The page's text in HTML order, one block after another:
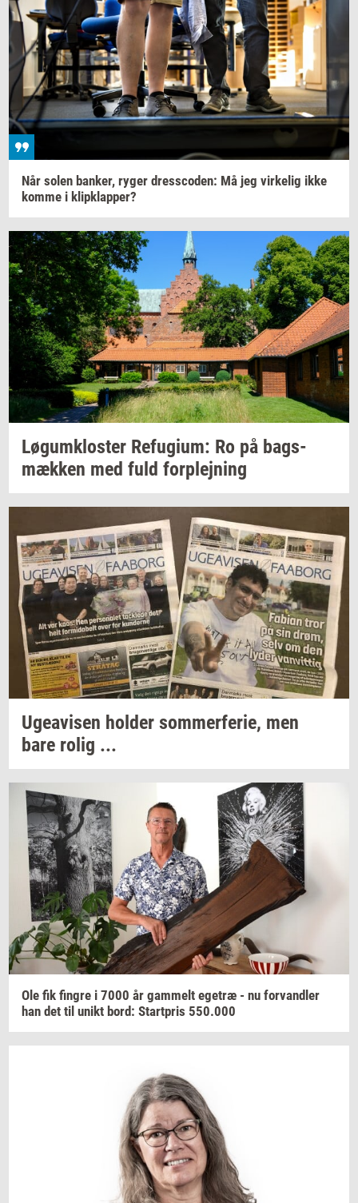
Når solen ban­ker, ryger dres­sco­den: Må jeg vir­ke­lig ikke
komme i klipklap­per?
Løgum­klo­ster Re­fu­gi­um: Ro på bags­
mæk­ken med fuld for­plej­ning
Ugea­vi­sen hol­der som­mer­fe­rie, men
bare rolig ...
Ole fik fin­gre i 7000 år gam­melt ege­træ - nu for­vand­ler
han det til unikt bord: Start­pris 550.000